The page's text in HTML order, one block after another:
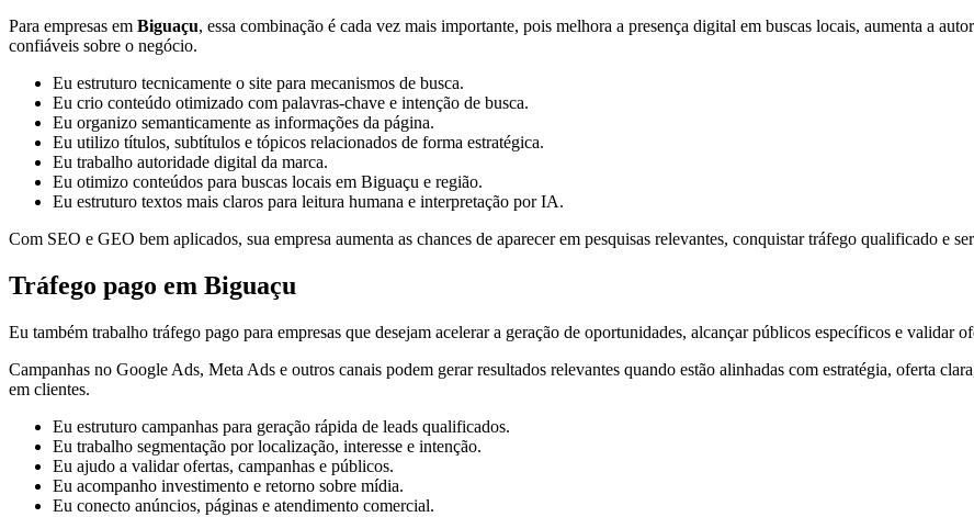
Para empresas em Biguaçu, essa combinação é cada vez mais importante, pois melhora a presença digital em buscas locais, aumenta a
confiáveis sobre o negócio.
Eu estruturo tecnicamente o site para mecanismos de busca.
Eu crio conteúdo otimizado com palavras-chave e intenção de busca.
Eu organizo semanticamente as informações da página.
Eu utilizo títulos, subtítulos e tópicos relacionados de forma estratégica.
Eu trabalho autoridade digital da marca.
Eu otimizo conteúdos para buscas locais em Biguaçu e região.
Eu estruturo textos mais claros para leitura humana e interpretação por IA.
Com SEO e GEO bem aplicados, sua empresa aumenta as chances de aparecer em pesquisas relevantes, conquistar tráfego qualificado e
Tráfego pago em Biguaçu
Eu também trabalho tráfego pago para empresas que desejam acelerar a geração de oportunidades, alcançar públicos específicos e validar
Campanhas no Google Ads, Meta Ads e outros canais podem gerar resultados relevantes quando estão alinhadas com estratégia, oferta
em clientes.
Eu estruturo campanhas para geração rápida de leads qualificados.
Eu trabalho segmentação por localização, interesse e intenção.
Eu ajudo a validar ofertas, campanhas e públicos.
Eu acompanho investimento e retorno sobre mídia.
Eu conecto anúncios, páginas e atendimento comercial.